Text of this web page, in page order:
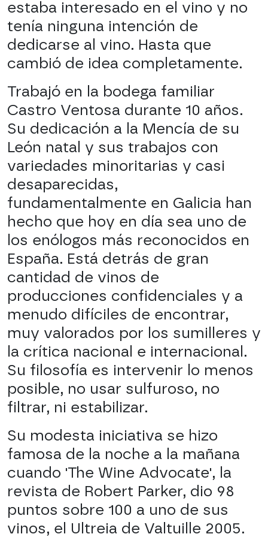
estaba interesado en el vino y no
tenía ninguna intención de
dedicarse al vino. Hasta que
cambió de idea completamente.
Trabajó en la bodega familiar
Castro Ventosa durante 10 años.
Su dedicación a la Mencía de su
León natal y sus trabajos con
variedades minoritarias y casi
desaparecidas,
fundamentalmente en Galicia han
hecho que hoy en día sea uno de
los enólogos más reconocidos en
España. Está detrás de gran
cantidad de vinos de
producciones confidenciales y a
menudo difíciles de encontrar,
muy valorados por los sumilleres y
la crítica nacional e internacional.
Su filosofía es intervenir lo menos
posible, no usar sulfuroso, no
filtrar, ni estabilizar.
Su modesta iniciativa se hizo
famosa de la noche a la mañana
cuando 'The Wine Advocate', la
revista de Robert Parker, dio 98
puntos sobre 100 a uno de sus
vinos, el Ultreia de Valtuille 2005.